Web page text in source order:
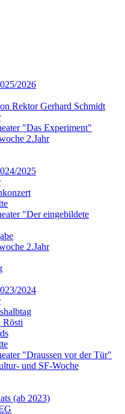
2026
Rektor Gerhard Schmidt
"Das Experiment"
2.Jahr
2025
"Der eingebildete
2.Jahr
2024
Rösti
"Draussen vor der Tür"
und SF-Woche
(ab 2023)